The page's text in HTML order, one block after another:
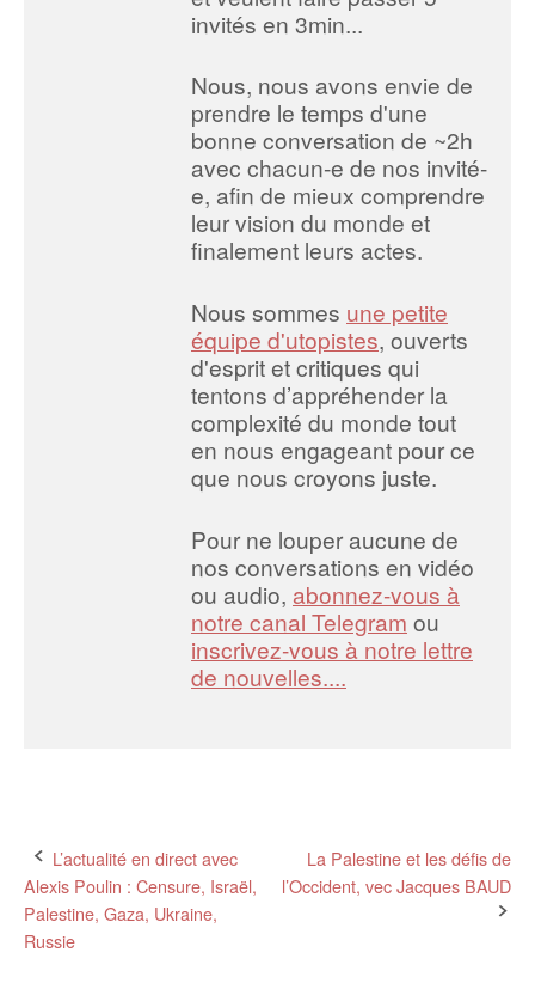
invités en 3min...
Nous, nous avons envie de
prendre le temps d'une
bonne conversation de ~2h
avec chacun-e de nos invité-
e, afin de mieux comprendre
leur vision du monde et
finalement leurs actes.
Nous sommes une petite
équipe d'utopistes, ouverts
d'esprit et critiques qui
tentons d’appréhender la
complexité du monde tout
en nous engageant pour ce
que nous croyons juste.
Pour ne louper aucune de
nos conversations en vidéo
ou audio, abonnez-vous à
notre canal Telegram ou
inscrivez-vous à notre lettre
de nouvelles....
Post
navigation
L’actualité en direct avec
Alexis Poulin : Censure, Israël,
Palestine, Gaza, Ukraine,
Russie
La Palestine et les défis de
l’Occident, vec Jacques BAUD